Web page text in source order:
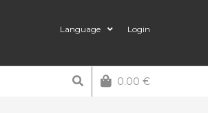
Language Login
0.00 €